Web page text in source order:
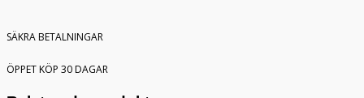
SÄKRA BETALNINGAR
ÖPPET KÖP 30 DAGAR